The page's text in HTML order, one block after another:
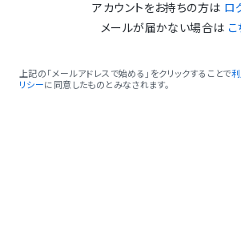
アカウントをお持ちの方は ロ
メールが届かない場合は こ
上記の「メールアドレスで始める」をクリックすることで
リシーに同意したものとみなされます。